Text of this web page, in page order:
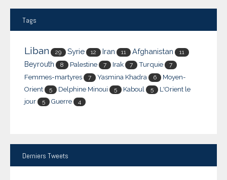
Tags
Liban 29 Syrie 12 Iran 11 Afghanistan 11
Beyrouth 8 Palestine 7 Irak 7 Turquie 7
Femmes-martyres 7 Yasmina Khadra 6
Moyen-
Orient
5 Delphine Minoui 5 Kaboul 5
L'Orient le
jour
5 Guerre 4
Derniers Tweets